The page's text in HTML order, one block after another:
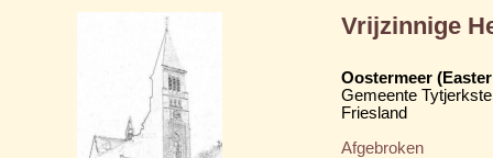
Vrijzinnige
Oostermeer
Gemeente
Friesland
Afgebroken